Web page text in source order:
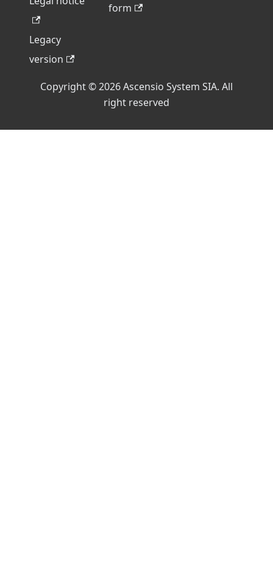
Legacy
version
form
Copyright © 2026 Ascensio System SIA. All
right reserved